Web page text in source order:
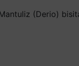
(Derio)